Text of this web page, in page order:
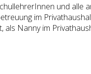
und
im
als Nanny im